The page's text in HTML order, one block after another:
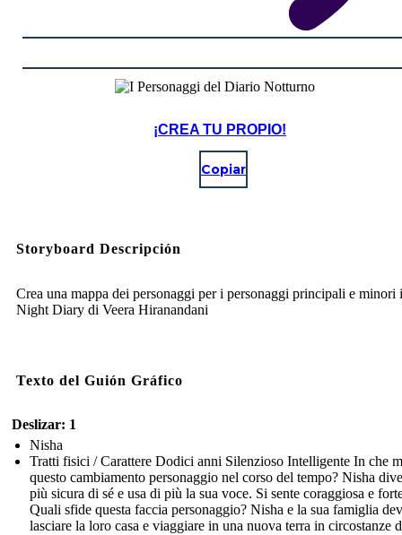
¡CREA TU PROPIO!
Copiar
Storyboard Descripción
Crea una mappa dei personaggi per i personaggi principali e minori
Night Diary di Veera Hiranandani
Texto del Guión Gráfico
Deslizar: 1
Nisha
Tratti fisici / Carattere Dodici anni Silenzioso Intelligente In che
questo cambiamento personaggio nel corso del tempo? Nisha
più sicura di sé e usa di più la sua voce. Si sente coraggiosa e
Quali sfide questa faccia personaggio? Nisha e la sua famiglia
lasciare la loro casa e viaggiare in una nuova terra in circostanze